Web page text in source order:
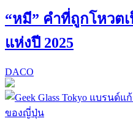
“หมี” คำที่ถูกโหวตเ
แห่งปี 2025
DACO